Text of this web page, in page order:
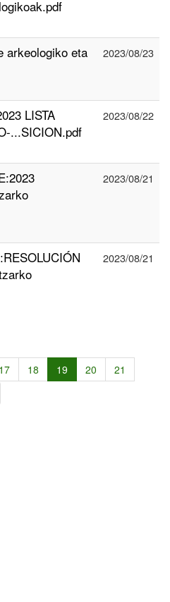
arkeologiko eta
2023/08/23
LISTA
...SICION.pdf
2023/08/22
2023/08/21
2023/08/21
17 18 19 20
21